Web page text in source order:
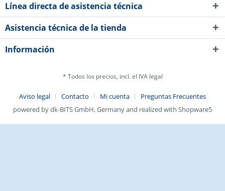
Línea directa de asistencia técnica
Asistencia técnica de la tienda
Información
* Todos los precios, incl. el IVA legal
Aviso legal Contacto Mi cuenta
Preguntas Frecuentes
powered by dk-BITS GmbH, Germany and realized with Shopware5